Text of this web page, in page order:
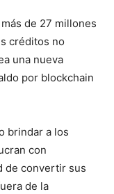
de 27 millones
créditos no
una nueva
por blockchain
brindar a los
con
de convertir sus
de la